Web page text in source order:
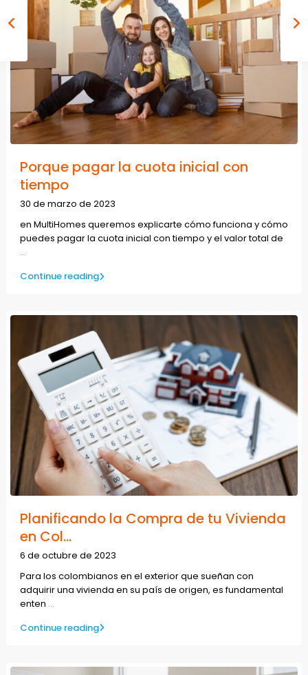
Porque pagar la cuota inicial con
tiempo
30 de marzo de 2023
en MultiHomes queremos explicarte cómo funciona y cómo
puedes pagar la cuota inicial con tiempo y el valor total de
...
Continue reading
Planificando la Compra de tu Vivienda
en Col...
6 de octubre de 2023
Para los colombianos en el exterior que sueñan con
adquirir una vivienda en su país de origen, es fundamental
enten ...
Continue reading